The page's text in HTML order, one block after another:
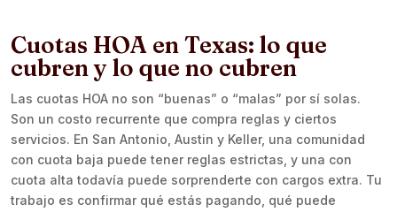
Cuotas HOA en Texas: lo que
cubren y lo que no cubren
Las cuotas HOA no son “buenas” o “malas” por sí solas.
Son un costo recurrente que compra reglas y ciertos
servicios. En San Antonio, Austin y Keller, una comunidad
con cuota baja puede tener reglas estrictas, y una con
cuota alta todavía puede sorprenderte con cargos extra. Tu
trabajo es confirmar qué estás pagando, qué puede